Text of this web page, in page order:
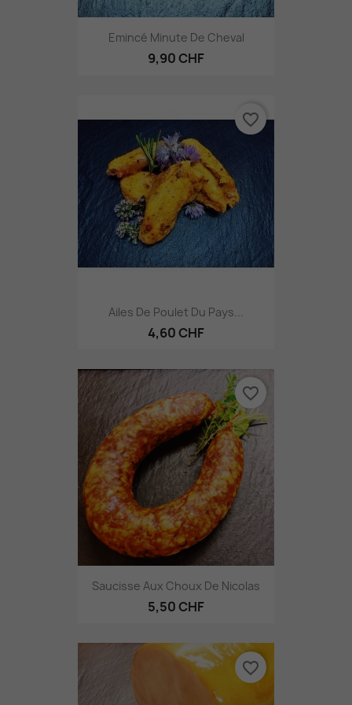
Emincé Minute De Cheval
9,90 CHF
Ailes De Poulet Du Pays...
4,60 CHF
favorite_border
Saucisse Aux Choux De Nicolas
5,50 CHF
favorite_border
favorite_border